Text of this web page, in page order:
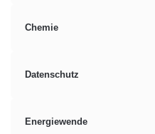
Chemie
Datenschutz
Energiewende